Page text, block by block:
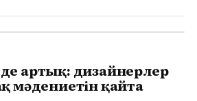
артық: дизайнерлер
мәдениетін қайта